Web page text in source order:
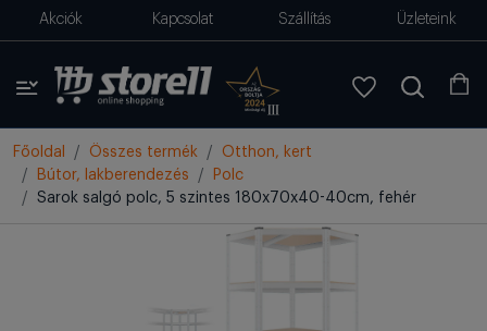
Akciók Kapcsolat Szállítás Üzleteink
Főoldal Összes termék
Otthon, kert
Bútor, lakberendezés
Polc
Sarok salgó polc, 5 szintes 180x70x40-40cm, fehér